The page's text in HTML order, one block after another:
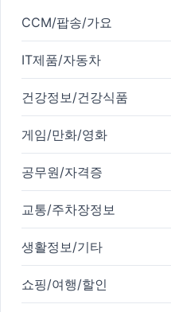
CCM/팝송/가요
IT제품/자동차
건강정보/건강식품
게임/만화/영화
공무원/자격증
교통/주차장정보
생활정보/기타
쇼핑/여행/할인